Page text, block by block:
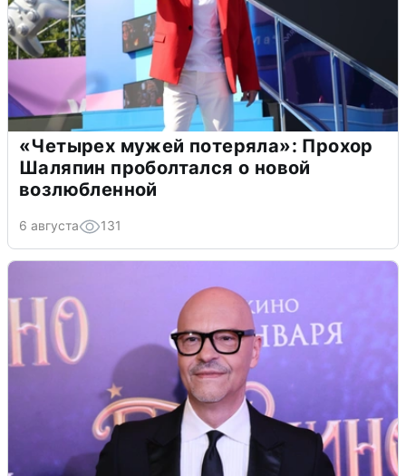
«Четырех мужей потеряла»: Прохор
Шаляпин проболтался о новой
возлюбленной
6 августа 131